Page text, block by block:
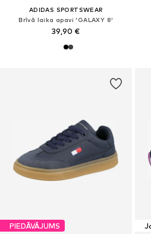
ADIDAS SPORTSWEAR
Brīvā laika apavi 'GALAXY 8'
39,90 €
PIEDĀVĀJUMS